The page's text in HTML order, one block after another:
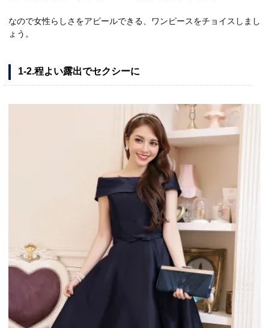
なので女性らしさをアピールできる、ワンピースをチョイスしまし
ょう。
1-2.程よい露出でセクシーに